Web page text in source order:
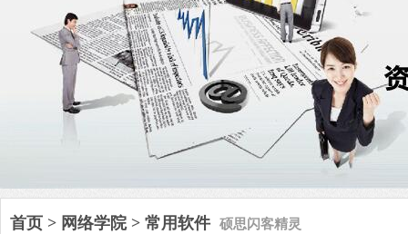
首页 > 网络学院> 常用软件 硕思闪客精灵